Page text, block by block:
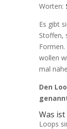
Worten:
Es gibt
Stoffen,
wollen
mal
Den
Was
Loops